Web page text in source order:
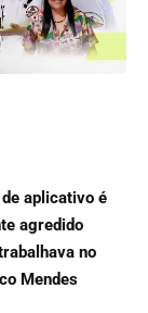
aplicativo é
agredido
no
Mendes